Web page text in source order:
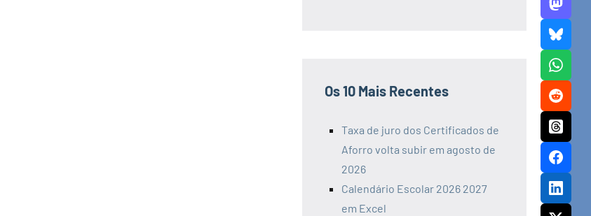
Os 10 Mais Recentes
Taxa de juro dos Certificados de
Aforro volta subir em agosto de
2026
Calendário Escolar 2026 2027
em Excel